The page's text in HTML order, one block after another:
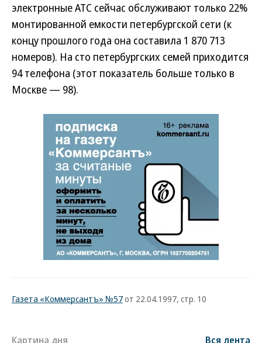
электронные АТС сейчас обслуживают только 22%
монтированной емкости петербургской сети (к
концу прошлого года она составила 1 870 713
номеров). На сто петербургских семей приходится
94 телефона (этот показатель больше только в
Москве — 98).
Газета «Коммерсантъ» №57от 22.04.1997, стр. 10
Картина дня Вся лента